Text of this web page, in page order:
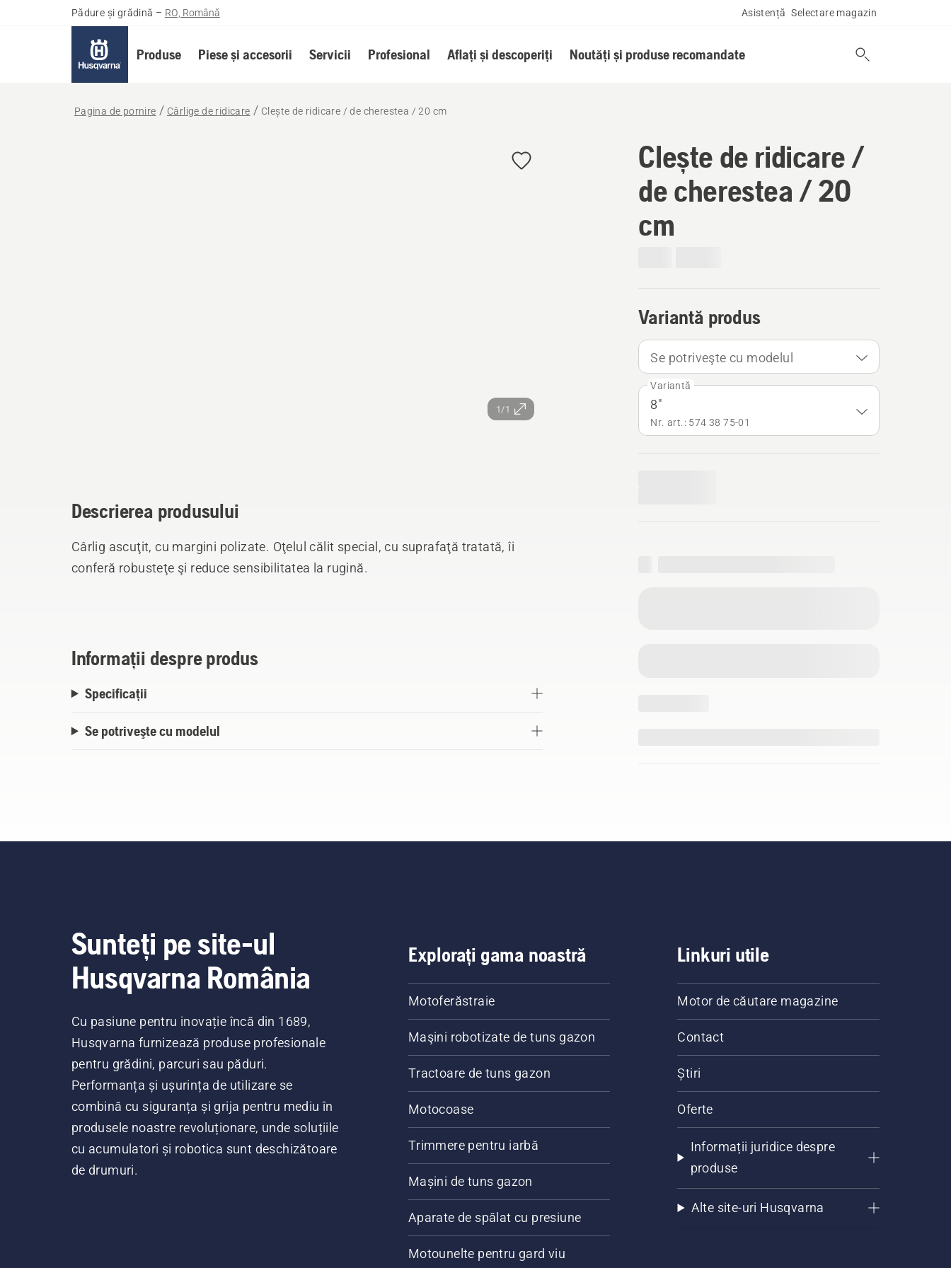
Pădure și grădină – RO, Română Asistență Selectare magazin
Produse Piese și accesorii Servicii Profesional Aflați și descoperiți Noutăți și produse recomandate
Pagina de pornire Cârlige de ridicare Clește de ridicare / de cherestea / 20 cm
1/1
Clește de ridicare /
de cherestea / 20
cm
Variantă produs
Se potriveşte cu modelul
Variantă
8"
Nr. art.: 574 38 75‑01
Descrierea produsului
Cârlig ascuţit, cu margini polizate. Oţelul călit special, cu suprafaţă tratată, îi
conferă robusteţe şi reduce sensibilitatea la rugină.
Informații despre produs
Specificații
Se potriveşte cu modelul
Sunteți pe site-ul
Husqvarna România
Cu pasiune pentru inovație încă din 1689,
Husqvarna furnizează produse profesionale
pentru grădini, parcuri sau păduri.
Performanța și ușurința de utilizare se
combină cu siguranța și grija pentru mediu în
produsele noastre revoluționare, unde soluțiile
cu acumulatori și robotica sunt deschizătoare
de drumuri.
Explorați gama noastră
Motoferăstraie
Maşini robotizate de tuns gazon
Tractoare de tuns gazon
Motocoase
Trimmere pentru iarbă
Mașini de tuns gazon
Aparate de spălat cu presiune
Motounelte pentru gard viu
Linkuri utile
Motor de căutare magazine
Contact
Știri
Oferte
Informații juridice despre
produse
Alte site-uri Husqvarna